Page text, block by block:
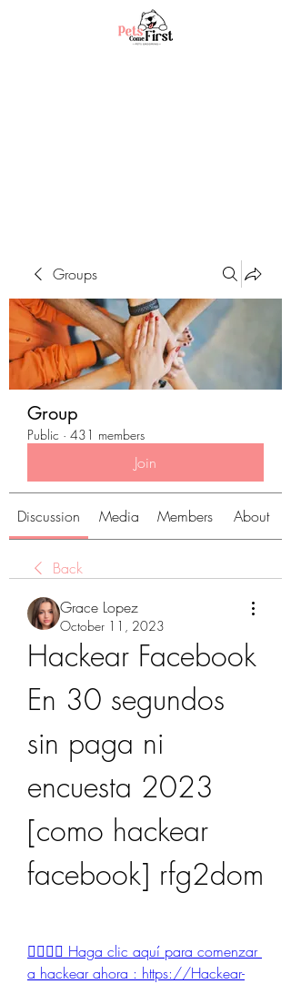
Groups
Group
Public · 431 members
Join
Discussion Media Members About
Back
Grace Lopez
October 11, 2023
Hackear Facebook
En 30 segundos
sin paga ni
encuesta 2023
[como hackear
facebook] rfg2dom
👉🏻👉🏻 Haga clic aquí para comenzar
a hackear ahora : https://Hackear-